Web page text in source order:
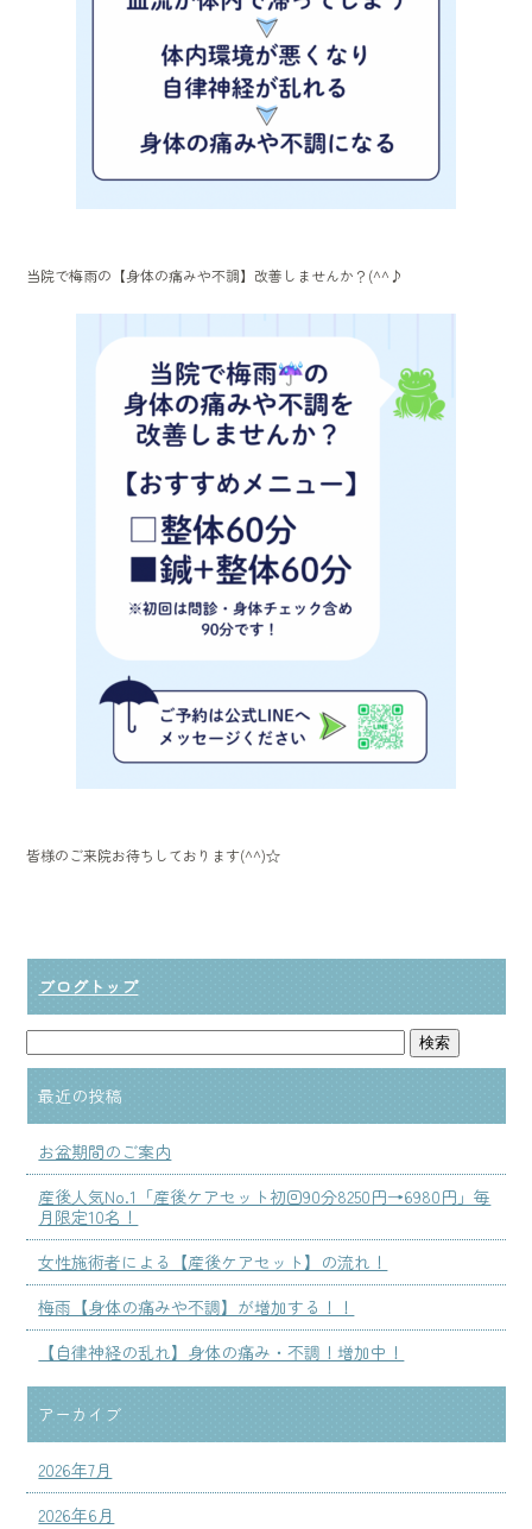
当院で梅雨の【身体の痛みや不調】改善しませんか？(^^♪
皆様のご来院お待ちしております(^^)☆
ブログトップ
最近の投稿
お盆期間のご案内
産後人気No.1「産後ケアセット初回90分8250円→6980円」毎
月限定10名！
女性施術者による【産後ケアセット】の流れ！
梅雨【身体の痛みや不調】が増加する！！
【自律神経の乱れ】身体の痛み・不調！増加中！
アーカイブ
2026年7月
2026年6月